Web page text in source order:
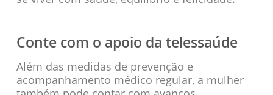
Conte com o apoio da telessaúde
Além das medidas de prevenção e
acompanhamento médico regular, a mulher